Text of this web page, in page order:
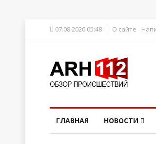
07.08.2026 05:48 О сайте
ГЛАВНАЯ НОВОСТИ